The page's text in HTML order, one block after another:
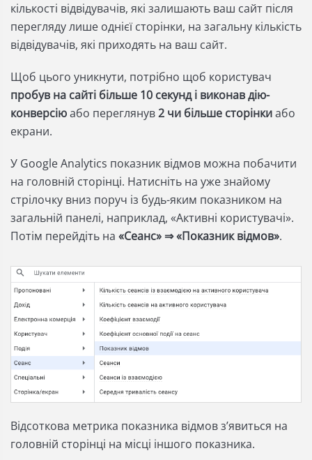
кількості відвідувачів, які залишають ваш сайт після
перегляду лише однієї сторінки, на загальну кількість
відвідувачів, які приходять на ваш сайт.
Щоб цього уникнути, потрібно щоб користувач
пробув на сайті більше 10 секунд і виконав дію-
конверсіюабо переглянув2 чи більше сторінкиабо
екрани.
У Google Analytics показник відмов можна побачити
на головній сторінці. Натисніть на уже знайому
стрілочку вниз поруч із будь-яким показником на
загальній панелі, наприклад, «Активні користувачі».
Потім перейдіть на «Сеанс» ⇒ «Показник відмов».
Відсоткова метрика показника відмов з’явиться на
головній сторінці на місці іншого показника.